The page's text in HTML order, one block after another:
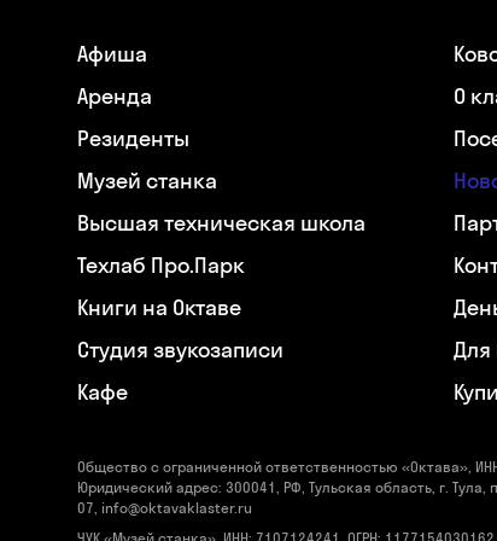
Афиша
Аренда
Резиденты
Музей станка
Высшая техническая школа
Техлаб Про.Парк
Книги на Октаве
Студия звукозаписи
Кафе
О
Общество с ограниченной ответственностью «Октава»,
Юридический адрес: 300041, РФ, Тульская область, г.
07, info@oktavaklaster.ru